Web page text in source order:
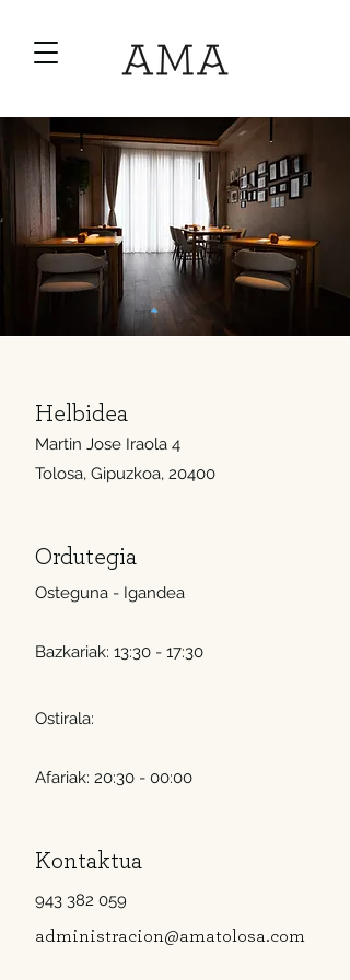
Helbidea
Martin Jose Iraola 4
Tolosa, Gipuzkoa, 20400
Ordutegia
Osteguna - Igandea
Bazkariak: 13:30 - 17:30
Ostirala:
Afariak: 20:30 - 00:00
Kontaktua
943 382 059
administracion@amatolosa.com